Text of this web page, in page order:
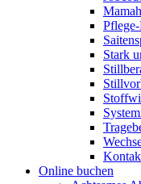
Stark
Online buchen